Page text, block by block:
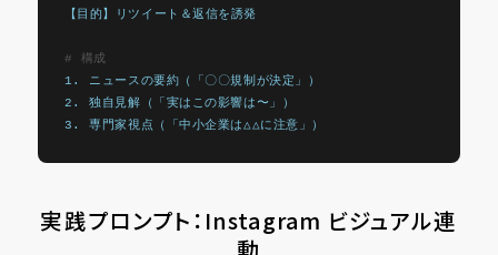
【目的】リツイート＆返信を誘発
# 構成
1. ニュースの要約（「〇〇規制が決定」）
2. 独自見解（「実はこの影響は〜」）
3. 専門家視点（「中小企業は△△に注意」）
実践プロンプト：Instagram ビジュアル連